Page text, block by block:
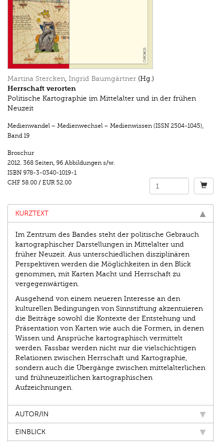
Martina Stercken, Ingrid Baumgärtner (Hg.)
Herrschaft verorten
Politische Kartographie im Mittelalter und in der frühen
Neuzeit
Medienwandel – Medienwechsel – Medienwissen (ISSN 2504-1045),
Band 19
Broschur
2012. 368 Seiten, 96 Abbildungen s/w.
ISBN 978-3-0340-1019-1
CHF 58.00 / EUR 52.00
KURZTEXT
Im Zentrum des Bandes steht der politische Gebrauch
kartographischer Darstellungen in Mittelalter und
früher Neuzeit. Aus unterschiedlichen disziplinären
Perspektiven werden die Möglichkeiten in den Blick
genommen, mit Karten Macht und Herrschaft zu
vergegenwärtigen.
Ausgehend von einem neueren Interesse an den
kulturellen Bedingungen von Sinnstiftung akzentuieren
die Beiträge sowohl die Kontexte der Entstehung und
Präsentation von Karten wie auch die Formen, in denen
Wissen und Ansprüche kartographisch vermittelt
werden. Fassbar werden nicht nur die vielschichtigen
Relationen zwischen Herrschaft und Kartographie,
sondern auch die Übergänge zwischen mittelalterlichen
und frühneuzeitlichen kartographischen
Aufzeichnungen.
AUTOR/IN
EINBLICK